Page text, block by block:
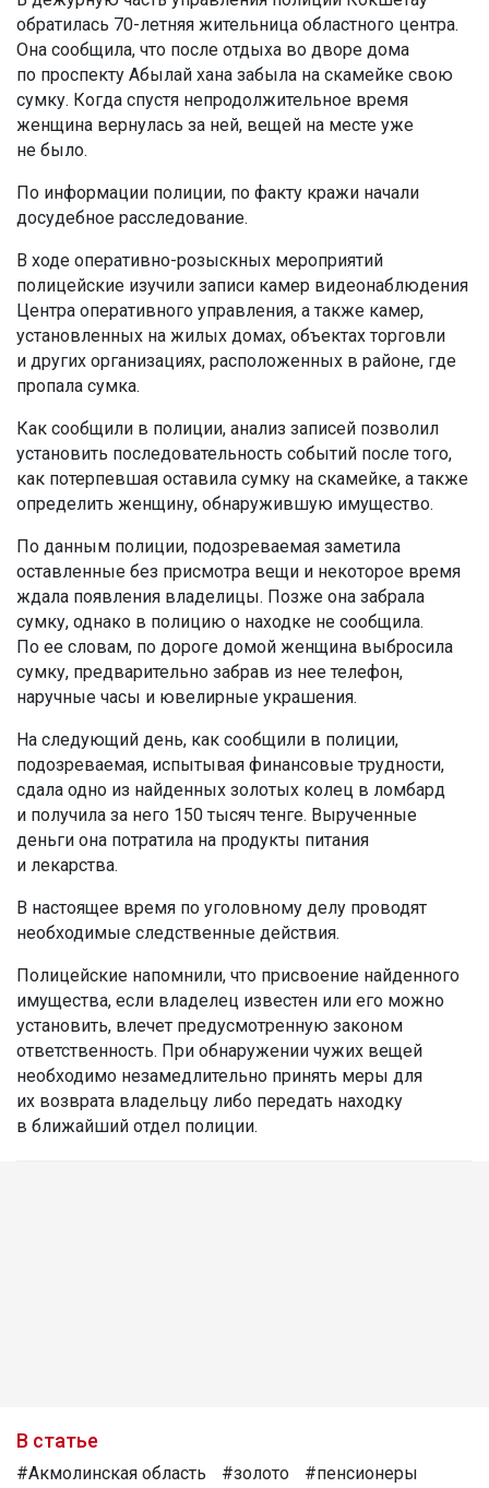
обратилась 70-летняя жительница областного центра.
Она сообщила, что после отдыха во дворе дома
по проспекту Абылай хана забыла на скамейке свою
сумку. Когда спустя непродолжительное время
женщина вернулась за ней, вещей на месте уже
не было.
По информации полиции, по факту кражи начали
досудебное расследование.
В ходе оперативно-розыскных мероприятий
полицейские изучили записи камер видеонаблюдения
Центра оперативного управления, а также камер,
установленных на жилых домах, объектах торговли
и других организациях, расположенных в районе, где
пропала сумка.
Как сообщили в полиции, анализ записей позволил
установить последовательность событий после того,
как потерпевшая оставила сумку на скамейке, а также
определить женщину, обнаружившую имущество.
По данным полиции, подозреваемая заметила
оставленные без присмотра вещи и некоторое время
ждала появления владелицы. Позже она забрала
сумку, однако в полицию о находке не сообщила.
По ее словам, по дороге домой женщина выбросила
сумку, предварительно забрав из нее телефон,
наручные часы и ювелирные украшения.
На следующий день, как сообщили в полиции,
подозреваемая, испытывая финансовые трудности,
сдала одно из найденных золотых колец в ломбард
и получила за него 150 тысяч тенге. Вырученные
деньги она потратила на продукты питания
и лекарства.
В настоящее время по уголовному делу проводят
необходимые следственные действия.
Полицейские напомнили, что присвоение найденного
имущества, если владелец известен или его можно
установить, влечет предусмотренную законом
ответственность. При обнаружении чужих вещей
необходимо незамедлительно принять меры для
их возврата владельцу либо передать находку
в ближайший отдел полиции.
В статье
#Акмолинская область #золото
#пенсионеры